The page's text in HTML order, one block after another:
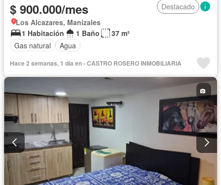
$ 900.000/mes
Destacado
Los Alcazares, Manizales
1 Habitación
1 Baño
37 m²
Gas natural
Agua
Hace 2 semanas, 1 día en - CASTRO ROSERO INMOBILIARIA